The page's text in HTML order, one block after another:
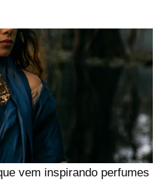
vem inspirando perfumes